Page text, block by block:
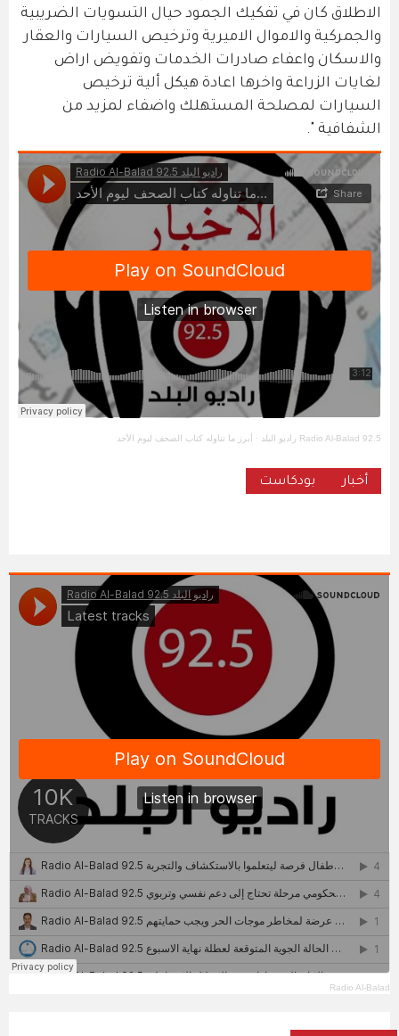
الاطلاق كان في تفكيك الجمود حيال التسويات الضريبية
والجمركية والاموال الاميرية وترخيص السيارات والعقار
والاسكان واعفاء صادرات الخدمات وتفويض اراض
لغايات الزراعة واخرها اعادة هيكل ألية ترخيص
السيارات لمصلحة المستهلك واضفاء لمزيد من
الشفافية ".
Radio Al-Balad 92.5 راديو البلد · أبرز ما تناوله كتاب الصحف ليوم الأحد
أخبار بودكاست
Radio Al-Balad